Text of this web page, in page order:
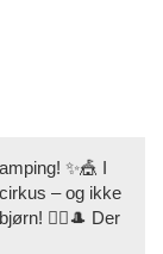
✨🎪 I
– og ikke
🤹‍♂️🎩 Der